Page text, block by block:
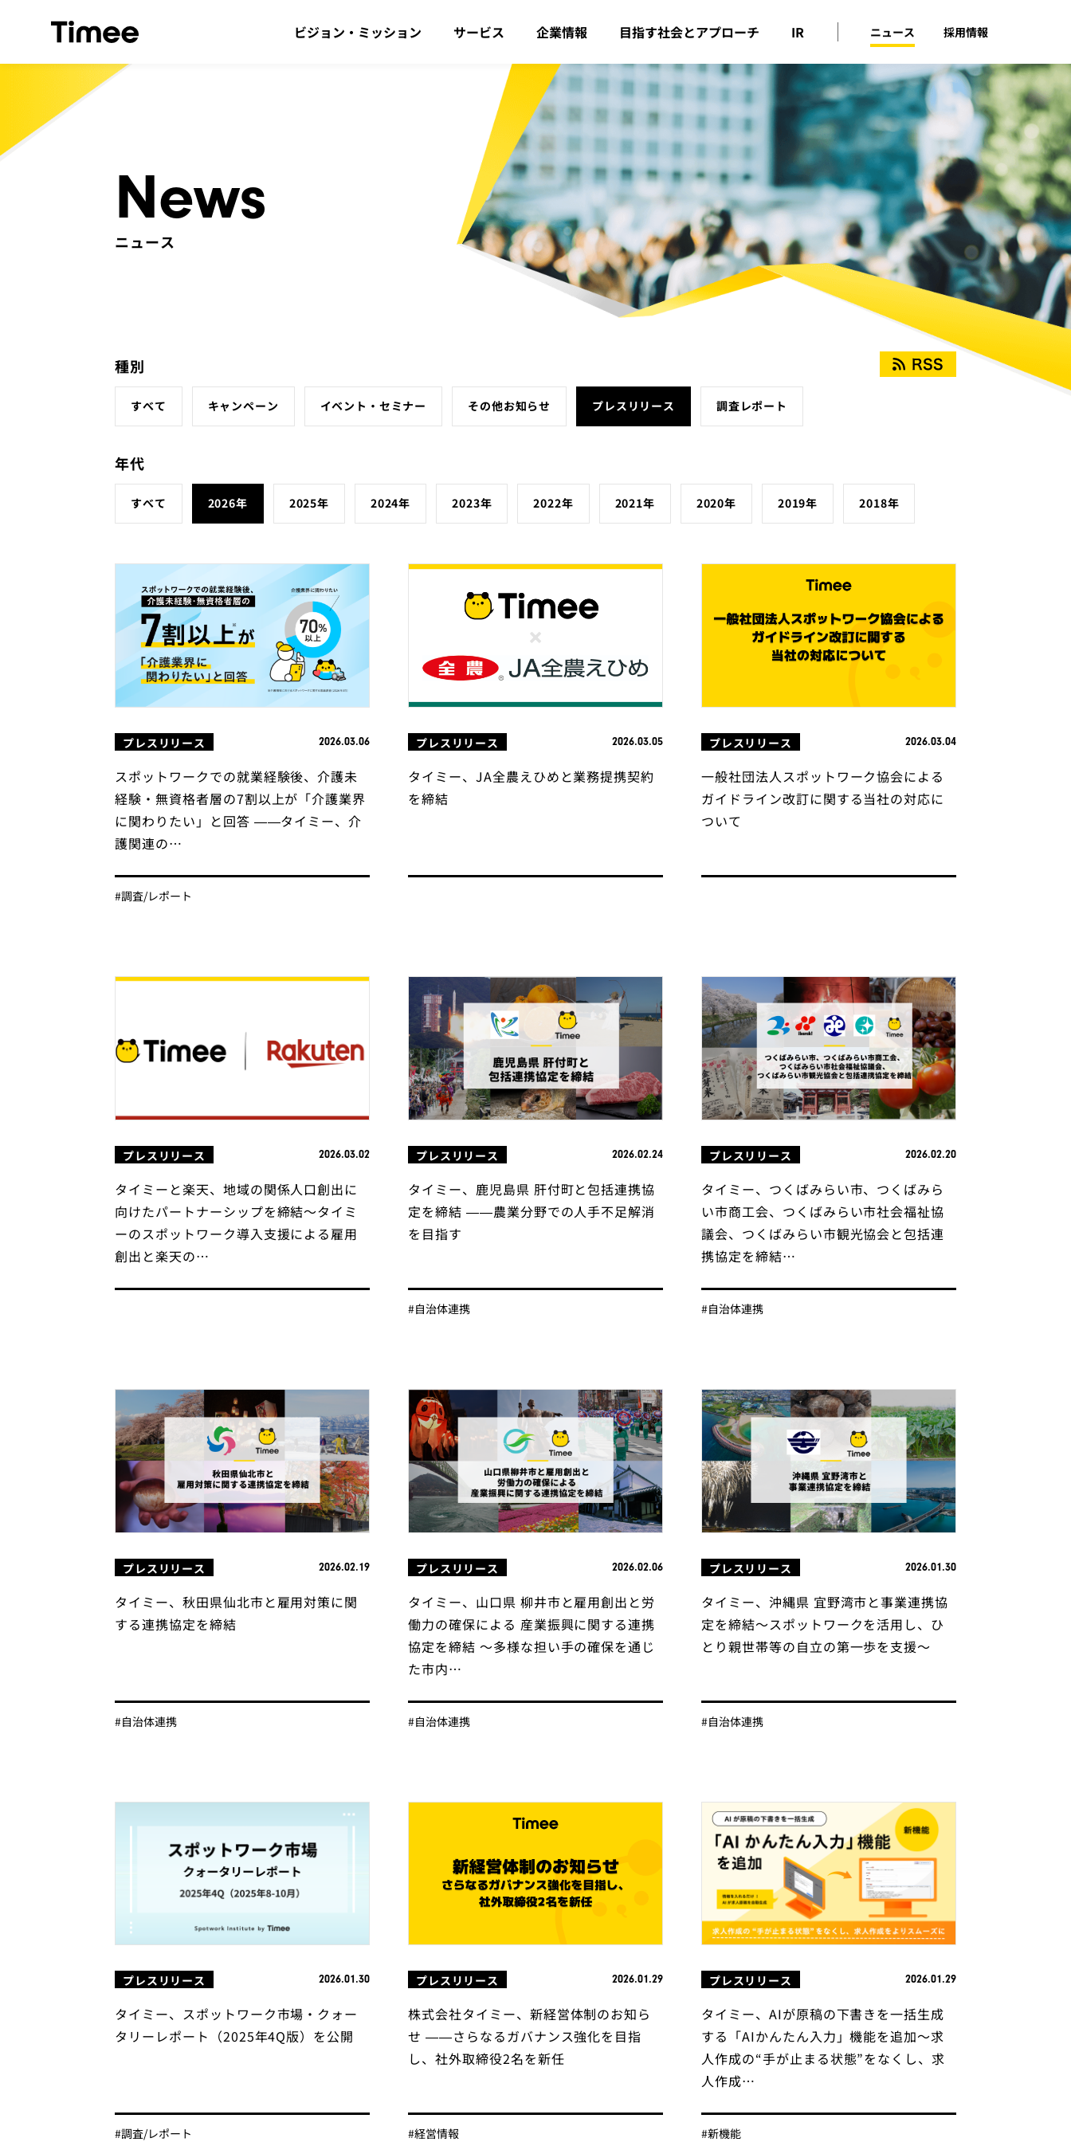
ビジョン・ミッション サービス 企業情報 目指す社会とアプローチ IR ニュース 採用情報
News
ニュース
種別
すべて キャンペーン イベント・セミナー その他お知らせ プレスリリース 調査レポート
年代
すべて 2026年 2025年 2024年 2023年 2022年 2021年 2020年 2019年 2018年
プレスリリース 2026.03.06
スポットワークでの就業経験後、介護未
経験・無資格者層の7割以上が「介護業界
に関わりたい」と回答 ——タイミー、介
護関連の…
#調査/レポート
プレスリリース 2026.03.05
タイミー、JA全農えひめと業務提携契約
を締結
プレスリリース 2026.03.04
一般社団法人スポットワーク協会による
ガイドライン改訂に関する当社の対応に
ついて
プレスリリース 2026.03.02
タイミーと楽天、地域の関係人口創出に
向けたパートナーシップを締結〜タイミ
ーのスポットワーク導入支援による雇用
創出と楽天の…
プレスリリース 2026.02.24
タイミー、鹿児島県 肝付町と包括連携協
定を締結 ——農業分野での人手不足解消
を目指す
#自治体連携
プレスリリース 2026.02.20
タイミー、つくばみらい市、つくばみら
い市商工会、つくばみらい市社会福祉協
議会、つくばみらい市観光協会と包括連
携協定を締結…
#自治体連携
プレスリリース 2026.02.19
タイミー、秋田県仙北市と雇用対策に関
する連携協定を締結
#自治体連携
プレスリリース 2026.02.06
タイミー、山口県 柳井市と雇用創出と労
働力の確保による 産業振興に関する連携
協定を締結 〜多様な担い手の確保を通じ
た市内…
#自治体連携
プレスリリース 2026.01.30
タイミー、沖縄県 宜野湾市と事業連携協
定を締結〜スポットワークを活用し、ひ
とり親世帯等の自立の第一歩を支援〜
#自治体連携
プレスリリース 2026.01.30
タイミー、スポットワーク市場・クォー
タリーレポート（2025年4Q版）を公開
#調査/レポート
プレスリリース 2026.01.29
株式会社タイミー、新経営体制のお知ら
せ ——さらなるガバナンス強化を目指
し、社外取締役2名を新任
#経営情報
プレスリリース 2026.01.29
タイミー、AIが原稿の下書きを一括生成
する「AIかんたん入力」機能を追加〜求
人作成の“手が止まる状態”をなくし、求
人作成…
#新機能